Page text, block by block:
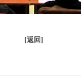
[返回]